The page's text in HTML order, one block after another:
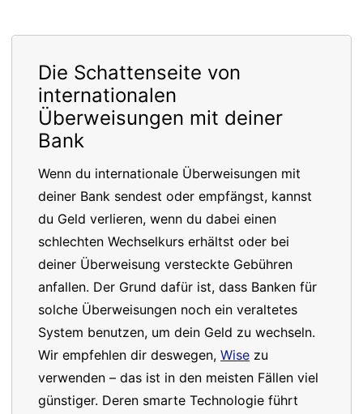
Die Schattenseite von
internationalen
Überweisungen mit deiner
Bank
Wenn du internationale Überweisungen mit
deiner Bank sendest oder empfängst, kannst
du Geld verlieren, wenn du dabei einen
schlechten Wechselkurs erhältst oder bei
deiner Überweisung versteckte Gebühren
anfallen. Der Grund dafür ist, dass Banken für
solche Überweisungen noch ein veraltetes
System benutzen, um dein Geld zu wechseln.
Wir empfehlen dir deswegen, Wise zu
verwenden – das ist in den meisten Fällen viel
günstiger. Deren smarte Technologie führt